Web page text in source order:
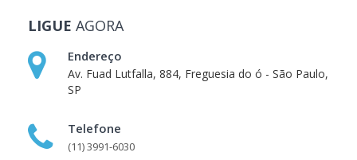
LIGUE AGORA
Endereço
Av. Fuad Lutfalla, 884, Freguesia do ó - São Paulo,
SP
Telefone
(11) 3991-6030